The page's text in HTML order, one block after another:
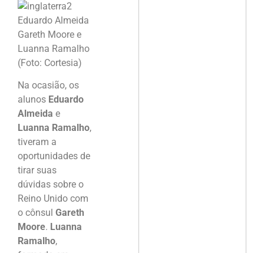
Eduardo Almeida
Gareth Moore e
Luanna Ramalho
(Foto: Cortesia)
Na ocasião, os
alunos Eduardo
Almeida e
Luanna Ramalho,
tiveram a
oportunidades de
tirar suas
dúvidas sobre o
Reino Unido com
o cônsul Gareth
Moore. Luanna
Ramalho,